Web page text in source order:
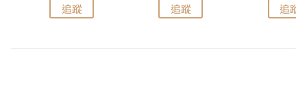
追蹤 追蹤 追蹤